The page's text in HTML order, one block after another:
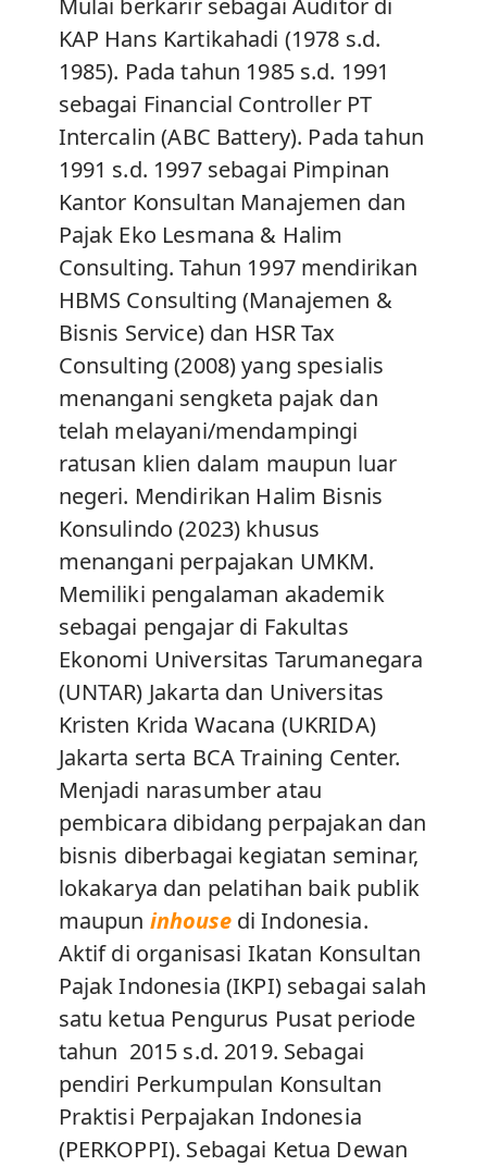
Mulai berkarir sebagai Auditor di
KAP Hans Kartikahadi (1978 s.d.
1985). Pada tahun 1985 s.d. 1991
sebagai Financial Controller PT
Intercalin (ABC Battery). Pada tahun
1991 s.d. 1997 sebagai Pimpinan
Kantor Konsultan Manajemen dan
Pajak Eko Lesmana & Halim
Consulting. Tahun 1997 mendirikan
HBMS Consulting (Manajemen &
Bisnis Service) dan HSR Tax
Consulting (2008) yang spesialis
menangani sengketa pajak dan
telah melayani/mendampingi
ratusan klien dalam maupun luar
negeri. Mendirikan Halim Bisnis
Konsulindo (2023) khusus
menangani perpajakan UMKM.
Memiliki pengalaman akademik
sebagai pengajar di Fakultas
Ekonomi Universitas Tarumanegara
(UNTAR) Jakarta dan Universitas
Kristen Krida Wacana (UKRIDA)
Jakarta serta BCA Training Center.
Menjadi narasumber atau
pembicara dibidang perpajakan dan
bisnis diberbagai kegiatan seminar,
lokakarya dan pelatihan baik publik
maupun inhousedi Indonesia.
Aktif di organisasi Ikatan Konsultan
Pajak Indonesia (IKPI) sebagai salah
satu ketua Pengurus Pusat periode
tahun 2015 s.d. 2019. Sebagai
pendiri Perkumpulan Konsultan
Praktisi Perpajakan Indonesia
(PERKOPPI). Sebagai Ketua Dewan